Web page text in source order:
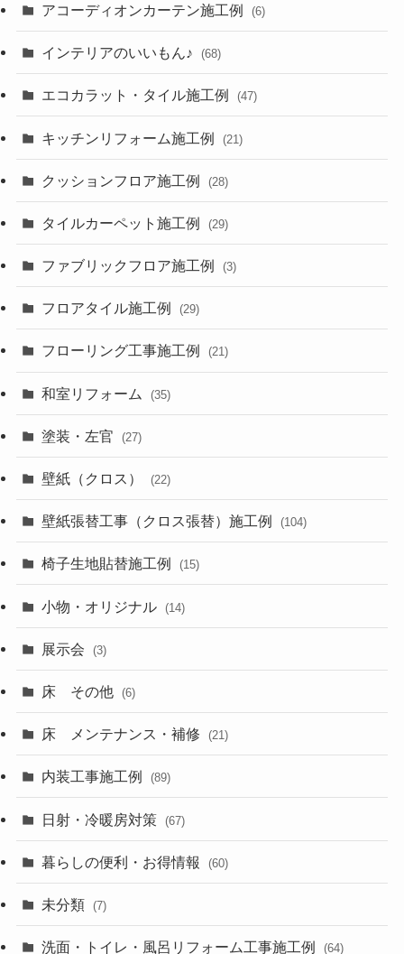
アコーディオンカーテン施工例 (6)
インテリアのいいもん♪ (68)
エコカラット・タイル施工例 (47)
キッチンリフォーム施工例 (21)
クッションフロア施工例 (28)
タイルカーペット施工例 (29)
ファブリックフロア施工例 (3)
フロアタイル施工例 (29)
フローリング工事施工例 (21)
和室リフォーム (35)
塗装・左官 (27)
壁紙（クロス） (22)
壁紙張替工事（クロス張替）施工例 (104)
椅子生地貼替施工例 (15)
小物・オリジナル (14)
展示会 (3)
床 その他 (6)
床 メンテナンス・補修 (21)
内装工事施工例 (89)
日射・冷暖房対策 (67)
暮らしの便利・お得情報 (60)
未分類 (7)
洗面・トイレ・風呂リフォーム工事施工例 (64)